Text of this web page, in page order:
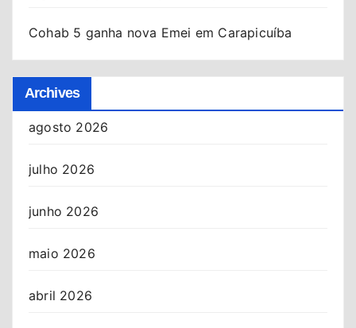
Cohab 5 ganha nova Emei em Carapicuíba
Archives
agosto 2026
julho 2026
junho 2026
maio 2026
abril 2026